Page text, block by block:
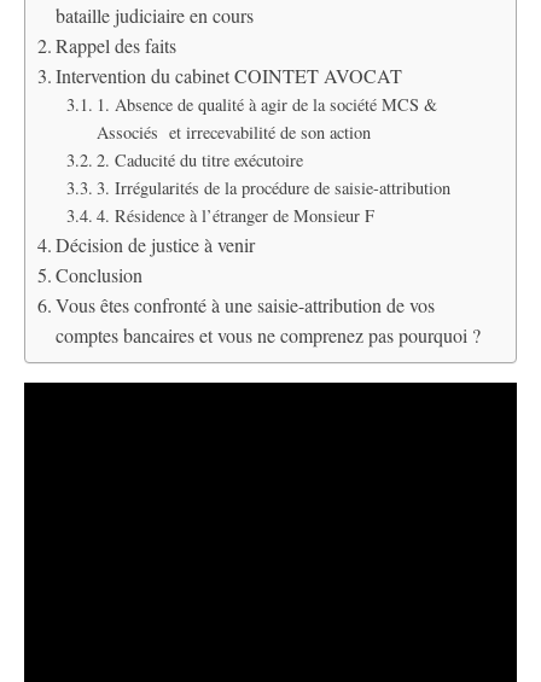
bataille judiciaire en cours
Rappel des faits
Intervention du cabinet COINTET AVOCAT
1. Absence de qualité à agir de la société MCS &
Associés et irrecevabilité de son action
2. Caducité du titre exécutoire
3. Irrégularités de la procédure de saisie-attribution
4. Résidence à l’étranger de Monsieur F
Décision de justice à venir
Conclusion
Vous êtes confronté à une saisie-attribution de vos
comptes bancaires et vous ne comprenez pas pourquoi ?